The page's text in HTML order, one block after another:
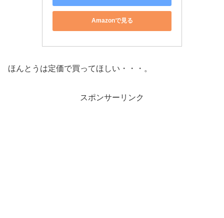
Amazonで見る
ほんとうは定価で買ってほしい・・・。
スポンサーリンク